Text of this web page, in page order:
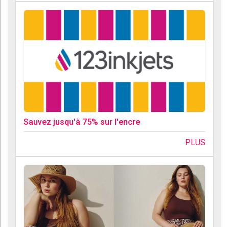
Sauvez jusqu'à 75% sur l'encre
PLUS